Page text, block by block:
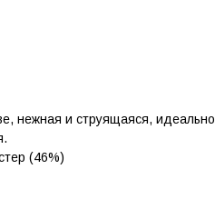
нежная и струящаяся, идеально
(46%)